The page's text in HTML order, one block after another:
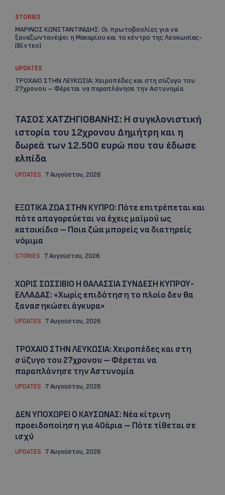
STORIES
ΜΑΡΙΝΟΣ ΚΩΝΣΤΑΝΤΙΝΙΔΗΣ: Οι πρωτοβουλίες για να
ξαναζωντανέψει η Μακαρίου και το κέντρο της Λευκωσίας-
(Βίντεο)
UPDATES
ΤΡΟΧΑΙΟ ΣΤΗΝ ΛΕΥΚΩΣΙΑ: Χειροπέδες και στη σύζυγο του
27χρονου – Φέρεται να παραπλάνησε την Αστυνομία
ΤΑΣΟΣ ΧΑΤΖΗΓΙΟΒΑΝΗΣ: Η συγκλονιστική
ιστορία του 12χρονου Δημήτρη και η
δωρεά των 12.500 ευρώ που του έδωσε
ελπίδα
UPDATES 7 Αυγούστου, 2026
ΕΞΩΤΙΚΑ ΖΩΑ ΣΤΗΝ ΚΥΠΡΟ: Πότε επιτρέπεται και
πότε απαγορεύεται να έχεις μαϊμού ως
κατοικίδιο – Ποια ζώα μπορείς να διατηρείς
νόμιμα
STORIES 7 Αυγούστου, 2026
ΧΩΡΙΣ ΣΩΣΣΙΒΙΟ Η ΘΑΛΑΣΣΙΑ ΣΥΝΔΕΣΗ ΚΥΠΡΟΥ-
ΕΛΛΑΔΑΣ: «Χωρίς επιδότηση το πλοίο δεν θα
ξανασηκώσει άγκυρα»
UPDATES 7 Αυγούστου, 2026
ΤΡΟΧΑΙΟ ΣΤΗΝ ΛΕΥΚΩΣΙΑ: Χειροπέδες και στη
σύζυγο του 27χρονου – Φέρεται να
παραπλάνησε την Αστυνομία
UPDATES 7 Αυγούστου, 2026
ΔΕΝ ΥΠΟΧΩΡΕΙ Ο ΚΑΥΣΩΝΑΣ: Νέα κίτρινη
προειδοποίηση για 40άρια – Πότε τίθεται σε
ισχύ
UPDATES 7 Αυγούστου, 2026